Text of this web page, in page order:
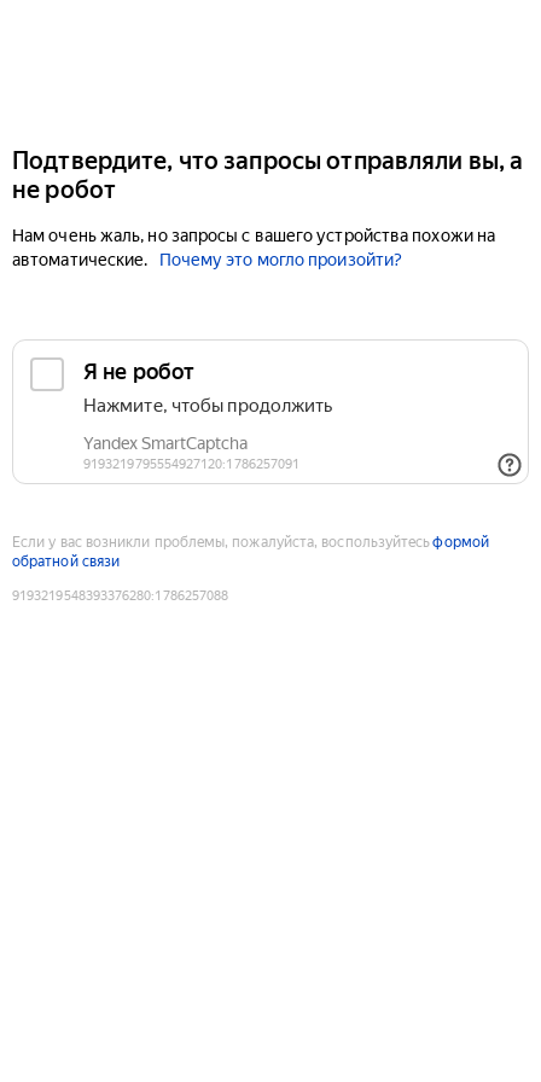
Подтвердите, что запросы отправляли вы, а
не робот
Нам очень жаль, но запросы с вашего устройства похожи на
автоматические.
Почему это могло произойти?
Если у вас возникли проблемы, пожалуйста, воспользуйтесьформой
обратной связи
9193219548393376280:1786257088